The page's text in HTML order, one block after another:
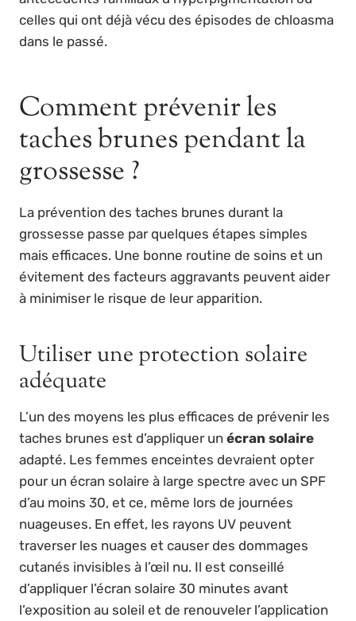
celles qui ont déjà vécu des épisodes de chloasma
dans le passé.
Comment prévenir les
taches brunes pendant la
grossesse ?
La prévention des taches brunes durant la
grossesse passe par quelques étapes simples
mais efficaces. Une bonne routine de soins et un
évitement des facteurs aggravants peuvent aider
à minimiser le risque de leur apparition.
Utiliser une protection solaire
adéquate
L’un des moyens les plus efficaces de prévenir les
taches brunes est d’appliquer un écran solaire
adapté. Les femmes enceintes devraient opter
pour un écran solaire à large spectre avec un SPF
d’au moins 30, et ce, même lors de journées
nuageuses. En effet, les rayons UV peuvent
traverser les nuages et causer des dommages
cutanés invisibles à l’œil nu. Il est conseillé
d’appliquer l’écran solaire 30 minutes avant
l’exposition au soleil et de renouveler l’application